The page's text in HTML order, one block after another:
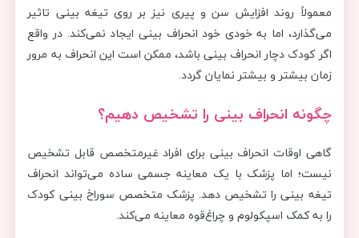
معمولاً روند افزایش سن و پیری نیز بر روی تیغه بینی تاثیر
می‌گذارد، اما به خودی خود انحراف بینی ایجاد نمی‌کند. در واقع
اگر کودک دچار انحراف بینی باشد، ممکن است این انحراف به مرور
زمان بیشتر و بیشتر نمایان گردد.
چگونه انحراف بینی را تشخیص دهیم؟
گاهی اوقات انحراف بینی برای افراد غیرمتخصص قابل تشخیص
نیست؛ اما پزشک با یک معاینه جسمی ساده می‌تواند انحراف
تیغه بینی را تشخیص دهد. پزشک متخصص سوراخ بینی کودک
را به کمک اسپکولوم و چراغ‌قوه معاینه می‌کند.